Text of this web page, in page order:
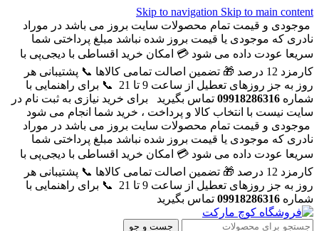
Skip to navigation Skip to main content
موجودی و قیمت تمام محصولات سایت بروز می باشد در موراد
نادری که موجودی یا قیمت بروز شده نباشد مبلغ پرداختی شما
سریعا عودت داده می شود 💳 امکان خرید اقساطی با دیجی‌پی با
کارمزد 12 درصد
🎁 تضمین اصالت تمامی کالاها 📞 پشتیبانی هر
روز به جز روزهای تعطیل از ساعت 9 تا 21
📞 برای راهنمایی با
شماره 09918286316 تماس بگیرید
برای خرید نیازی به ثبت نام در
سایت نیست با انتخاب کالا و پرداخت ، خرید شما انجام می شود
موجودی و قیمت تمام محصولات سایت بروز می باشد در موراد
نادری که موجودی یا قیمت بروز شده نباشد مبلغ پرداختی شما
سریعا عودت داده می شود 💳 امکان خرید اقساطی با دیجی‌پی با
کارمزد 12 درصد
🎁 تضمین اصالت تمامی کالاها 📞 پشتیبانی هر
روز به جز روزهای تعطیل از ساعت 9 تا 21
📞 برای راهنمایی با
شماره 09918286316 تماس بگیرید
جست و جو